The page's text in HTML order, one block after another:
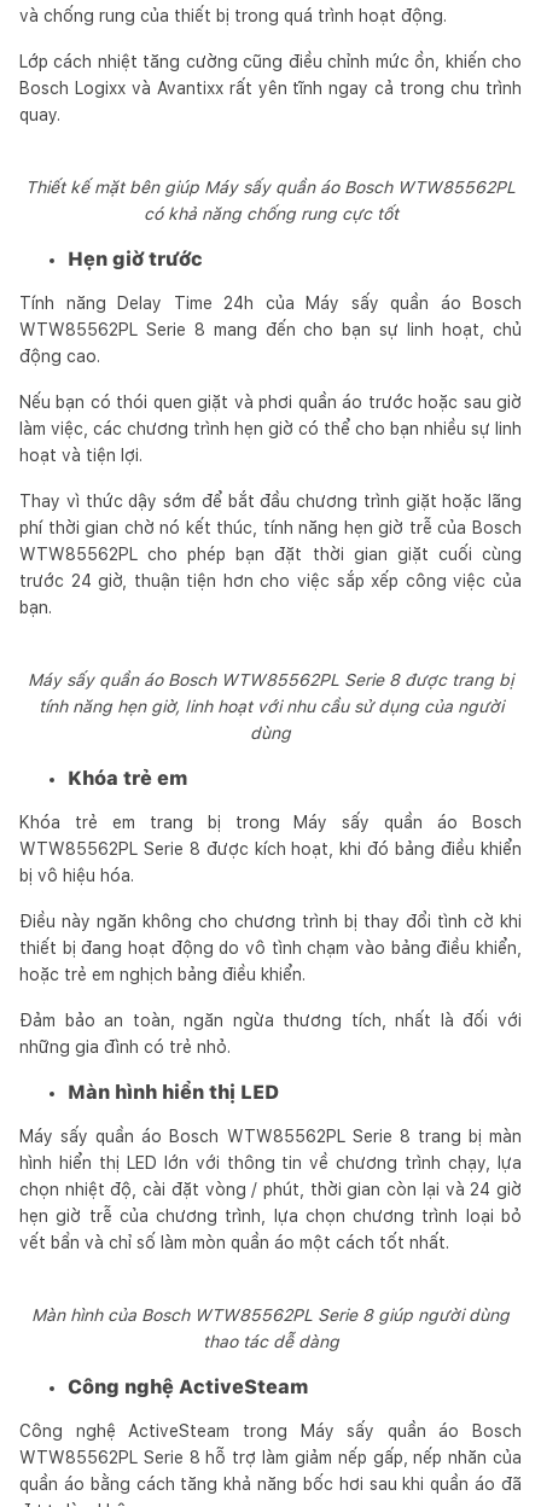
và chống rung của thiết bị trong quá trình hoạt động.
Lớp cách nhiệt tăng cường cũng điều chỉnh mức ồn, khiến cho
Bosch Logixx và Avantixx rất yên tĩnh ngay cả trong chu trình
quay.
Thiết kế mặt bên giúp Máy sấy quần áo Bosch WTW85562PL
có khả năng chống rung cực tốt
Hẹn giờ trước
Tính năng Delay Time 24h của Máy sấy quần áo Bosch
WTW85562PL Serie 8 mang đến cho bạn sự linh hoạt, chủ
động cao.
Nếu bạn có thói quen giặt và phơi quần áo trước hoặc sau giờ
làm việc, các chương trình hẹn giờ có thể cho bạn nhiều sự linh
hoạt và tiện lợi.
Thay vì thức dậy sớm để bắt đầu chương trình giặt hoặc lãng
phí thời gian chờ nó kết thúc, tính năng hẹn giờ trễ của Bosch
WTW85562PL cho phép bạn đặt thời gian giặt cuối cùng
trước 24 giờ, thuận tiện hơn cho việc sắp xếp công việc của
bạn.
Máy sấy quần áo Bosch WTW85562PL Serie 8 được trang bị
tính năng hẹn giờ, linh hoạt với nhu cầu sử dụng của người
dùng
Khóa trẻ em
Khóa trẻ em trang bị trong Máy sấy quần áo Bosch
WTW85562PL Serie 8 được kích hoạt, khi đó bảng điều khiển
bị vô hiệu hóa.
Điều này ngăn không cho chương trình bị thay đổi tình cờ khi
thiết bị đang hoạt động do vô tình chạm vào bảng điều khiển,
hoặc trẻ em nghịch bảng điều khiển.
Đảm bảo an toàn, ngăn ngừa thương tích, nhất là đối với
những gia đình có trẻ nhỏ.
Màn hình hiển thị LED
Máy sấy quần áo Bosch WTW85562PL Serie 8 trang bị màn
hình hiển thị LED lớn với thông tin về chương trình chạy, lựa
chọn nhiệt độ, cài đặt vòng / phút, thời gian còn lại và 24 giờ
hẹn giờ trễ của chương trình, lựa chọn chương trình loại bỏ
vết bẩn và chỉ số làm mòn quần áo một cách tốt nhất.
Màn hình của Bosch WTW85562PL Serie 8 giúp người dùng
thao tác dễ dàng
Công nghệ ActiveSteam
Công nghệ ActiveSteam trong Máy sấy quần áo Bosch
WTW85562PL Serie 8 hỗ trợ làm giảm nếp gấp, nếp nhăn của
quần áo bằng cách tăng khả năng bốc hơi sau khi quần áo đã